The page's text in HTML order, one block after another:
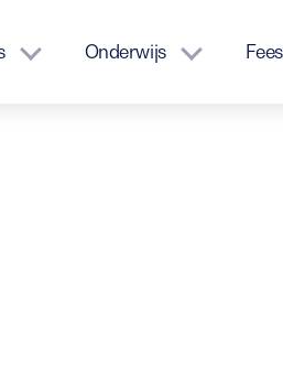
Onderwijs